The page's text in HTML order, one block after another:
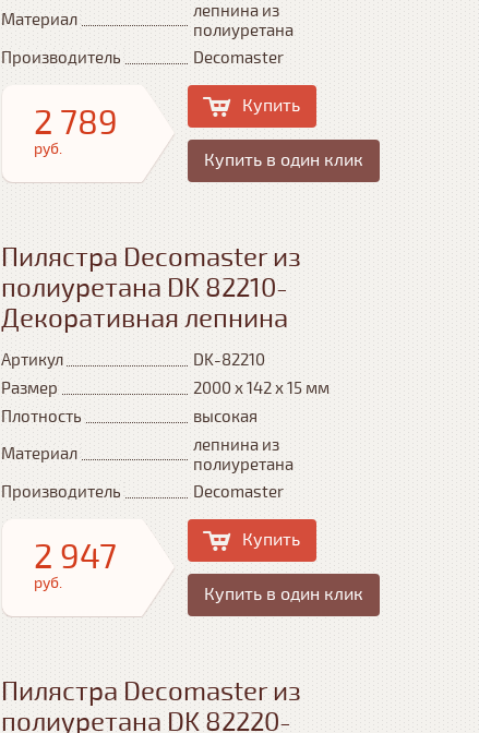
Материал
лепнина из
полиуретана
Производитель
Decomaster
2 789
руб.
Купить
Купить в один клик
Пилястра Decomaster из
полиуретана DK 82210-
Декоративная лепнина
Артикул
DK-82210
Размер
2000 х 142 х 15 мм
Плотность
высокая
Материал
лепнина из
полиуретана
Производитель
Decomaster
2 947
руб.
Купить
Купить в один клик
Пилястра Decomaster из
полиуретана DK 82220-